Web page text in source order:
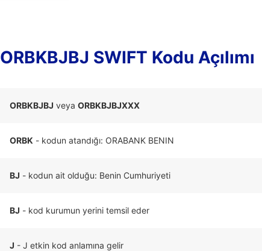
ORBKBJBJ SWIFT Kodu Açılımı
ORBKBJBJ veya ORBKBJBJXXX
ORBK - kodun atandığı: ORABANK BENIN
BJ - kodun ait olduğu: Benin Cumhuriyeti
BJ - kod kurumun yerini temsil eder
J - J etkin kod anlamına gelir